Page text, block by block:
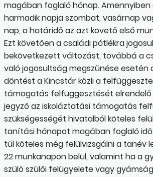
magában foglaló hónap. Amennyiben
harmadik napja szombat, vasárnap
nap, a határidő az azt követő első
Ezt követően a családi pótlékra
bekövetkezett változást, továbbá a
való jogosultság megszűnése esetén
döntést a Kincstár közli a
támogatás felfüggesztését elrendelő
jegyző az iskoláztatási támogatás
szükségességét hivatalból köteles
tanítási hónapot magában foglaló
túl köteles még felülvizsgálni a tanév
22 munkanapon belül, valamint ha a
szülő szülői felügyelete vagy